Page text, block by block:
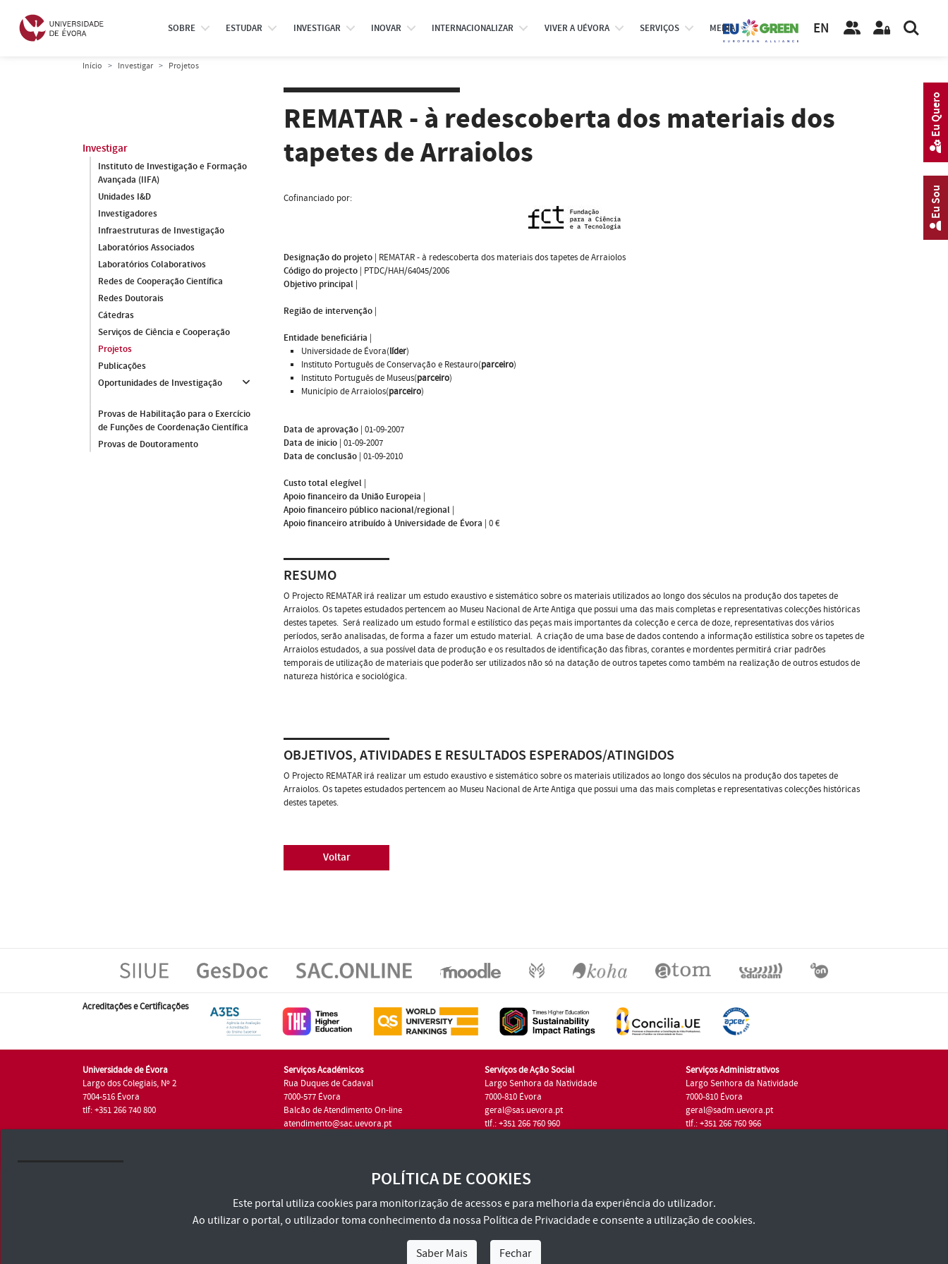
SOBRE ESTUDAR INVESTIGAR INOVAR INTERNACIONALIZAR VIVER A UÉVORA SERVIÇOS MEDIA EN
Início Investigar Projetos
Investigar
Instituto de Investigação e Formação
Avançada (IIFA)
Unidades I&D
Investigadores
Infraestruturas de Investigação
Laboratórios Associados
Laboratórios Colaborativos
Redes de Cooperação Científica
Redes Doutorais
Cátedras
Serviços de Ciência e Cooperação
Projetos
Publicações
Oportunidades de Investigação
Provas de Habilitação para o Exercício
de Funções de Coordenação Científica
Provas de Doutoramento
REMATAR - à redescoberta dos materiais dos
tapetes de Arraiolos
Cofinanciado por:
Designação do projeto | REMATAR - à redescoberta dos materiais dos tapetes de Arraiolos
Código do projecto | PTDC/HAH/64045/2006
Objetivo principal |
Região de intervenção |
Entidade beneficiária |
Universidade de Évora(líder)
Instituto Português de Conservação e Restauro(parceiro)
Instituto Português de Museus(parceiro)
Município de Arraiolos(parceiro)
Data de aprovação | 01-09-2007
Data de inicio | 01-09-2007
Data de conclusão | 01-09-2010
Custo total elegível |
Apoio financeiro da União Europeia |
Apoio financeiro público nacional/regional |
Apoio financeiro atribuído à Universidade de Évora | 0 €
RESUMO
O Projecto REMATAR irá realizar um estudo exaustivo e sistemático sobre os materiais utilizados ao longo dos séculos na produção dos tapetes de
Arraiolos. Os tapetes estudados pertencem ao Museu Nacional de Arte Antiga que possui uma das mais completas e representativas colecções históricas
destes tapetes. Será realizado um estudo formal e estilístico das peças mais importantes da colecção e cerca de doze, representativas dos vários
períodos, serão analisadas, de forma a fazer um estudo material. A criação de uma base de dados contendo a informação estilística sobre os tapetes de
Arraiolos estudados, a sua possível data de produção e os resultados de identificação das fibras, corantes e mordentes permitirá criar padrões
temporais de utilização de materiais que poderão ser utilizados não só na datação de outros tapetes como também na realização de outros estudos de
natureza histórica e sociológica.
OBJETIVOS, ATIVIDADES E RESULTADOS ESPERADOS/ATINGIDOS
O Projecto REMATAR irá realizar um estudo exaustivo e sistemático sobre os materiais utilizados ao longo dos séculos na produção dos tapetes de
Arraiolos. Os tapetes estudados pertencem ao Museu Nacional de Arte Antiga que possui uma das mais completas e representativas colecções históricas
destes tapetes.
Voltar
Acreditações e Certificações
Universidade de Évora
Largo dos Colegiais, Nº 2
7004-516 Évora
tlf: +351 266 740 800
Serviços Académicos
Rua Duques de Cadaval
7000-577 Évora
Balcão de Atendimento On-line
atendimento@sac.uevora.pt
Serviços de Ação Social
Largo Senhora da Natividade
7000-810 Évora
geral@sas.uevora.pt
tlf.: +351 266 760 960
Serviços Administrativos
Largo Senhora da Natividade
7000-810 Évora
geral@sadm.uevora.pt
tlf.: +351 266 760 966
Consulte os Termos e Condições e Política de Privacidade
Eu Sou
Eu Quero
POLÍTICA DE COOKIES
Este portal utiliza cookies para monitorização de acessos e para melhoria da experiência do utilizador.
Ao utilizar o portal, o utilizador toma conhecimento da nossa Política de Privacidadee consente a utilização de cookies.
Saber Mais Fechar